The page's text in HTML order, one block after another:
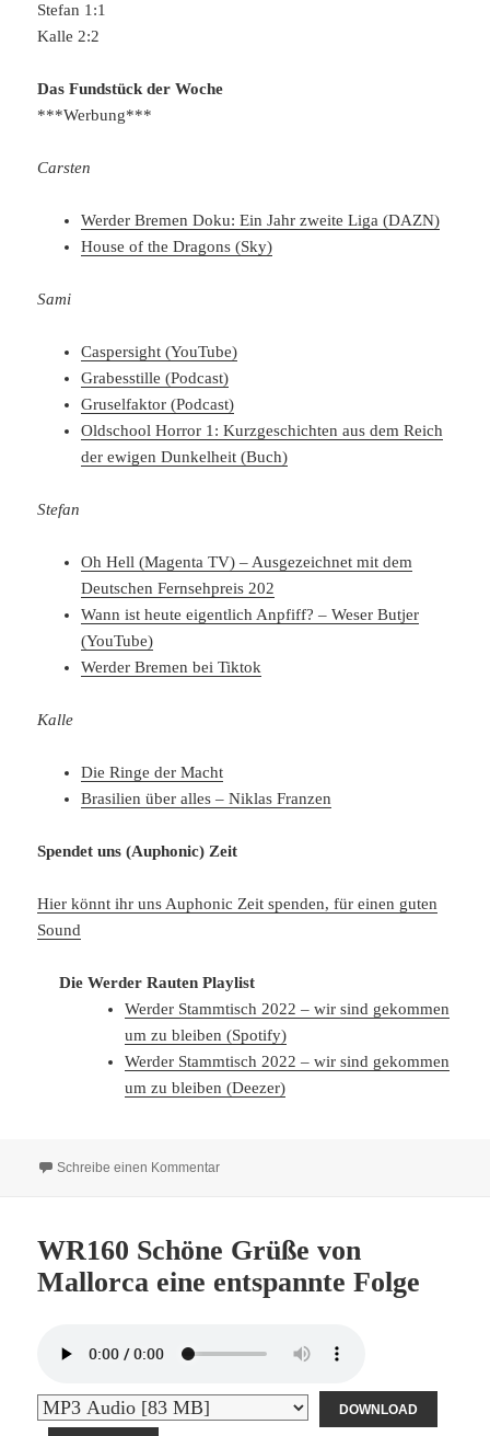
Stefan 1:1
Kalle 2:2
Das Fundstück der Woche
***Werbung***
Carsten
Werder Bremen Doku: Ein Jahr zweite Liga (DAZN)
House of the Dragons (Sky)
Sami
Caspersight (YouTube)
Grabesstille (Podcast)
Gruselfaktor (Podcast)
Oldschool Horror 1: Kurzgeschichten aus dem Reich
der ewigen Dunkelheit (Buch)
Stefan
Oh Hell (Magenta TV) – Ausgezeichnet mit dem
Deutschen Fernsehpreis 202
Wann ist heute eigentlich Anpfiff? – Weser Butjer
(YouTube)
Werder Bremen bei Tiktok
Kalle
Die Ringe der Macht
Brasilien über alles – Niklas Franzen
Spendet uns (Auphonic) Zeit
Hier könnt ihr uns Auphonic Zeit spenden, für einen guten
Sound
Die Werder Rauten Playlist
Werder Stammtisch 2022 – wir sind gekommen
um zu bleiben (Spotify)
Werder Stammtisch 2022 – wir sind gekommen
um zu bleiben (Deezer)
Schreibe einen Kommentarzu WR166 Die VARheit über den FC
WR160 Schöne Grüße von
Mallorca eine entspannte Folge
DOWNLOAD